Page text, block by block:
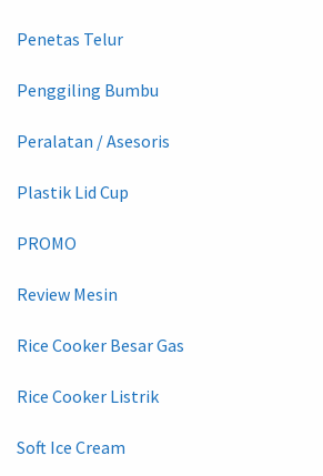
Penetas Telur
Penggiling Bumbu
Peralatan / Asesoris
Plastik Lid Cup
PROMO
Review Mesin
Rice Cooker Besar Gas
Rice Cooker Listrik
Soft Ice Cream